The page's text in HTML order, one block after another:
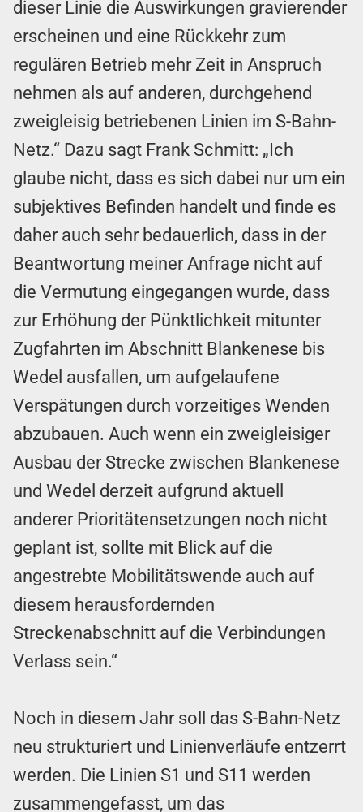
dieser Linie die Auswirkungen gravierender
erscheinen und eine Rückkehr zum
regulären Betrieb mehr Zeit in Anspruch
nehmen als auf anderen, durchgehend
zweigleisig betriebenen Linien im S-Bahn-
Netz.“ Dazu sagt Frank Schmitt: „Ich
glaube nicht, dass es sich dabei nur um ein
subjektives Befinden handelt und finde es
daher auch sehr bedauerlich, dass in der
Beantwortung meiner Anfrage nicht auf
die Vermutung eingegangen wurde, dass
zur Erhöhung der Pünktlichkeit mitunter
Zugfahrten im Abschnitt Blankenese bis
Wedel ausfallen, um aufgelaufene
Verspätungen durch vorzeitiges Wenden
abzubauen. Auch wenn ein zweigleisiger
Ausbau der Strecke zwischen Blankenese
und Wedel derzeit aufgrund aktuell
anderer Prioritätensetzungen noch nicht
geplant ist, sollte mit Blick auf die
angestrebte Mobilitätswende auch auf
diesem herausfordernden
Streckenabschnitt auf die Verbindungen
Verlass sein.“
Noch in diesem Jahr soll das S-Bahn-Netz
neu strukturiert und Linienverläufe entzerrt
werden. Die Linien S1 und S11 werden
zusammengefasst, um das